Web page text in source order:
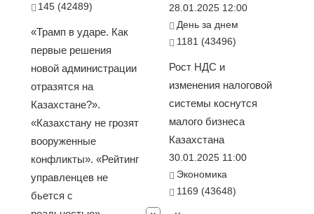
145 (42489)
«Трамп в ударе. Как
первые решения
новой администрации
отразятся на
Казахстане?».
«Казахстану не грозят
вооруженные
конфликты». «Рейтинг
управленцев не
бьется с
28.01.2025 12:00
День за днем
1181 (43496)
Рост НДС и
изменения налоговой
системы коснутся
малого бизнеса
Казахстана
30.01.2025 11:00
Экономика
1169 (43648)